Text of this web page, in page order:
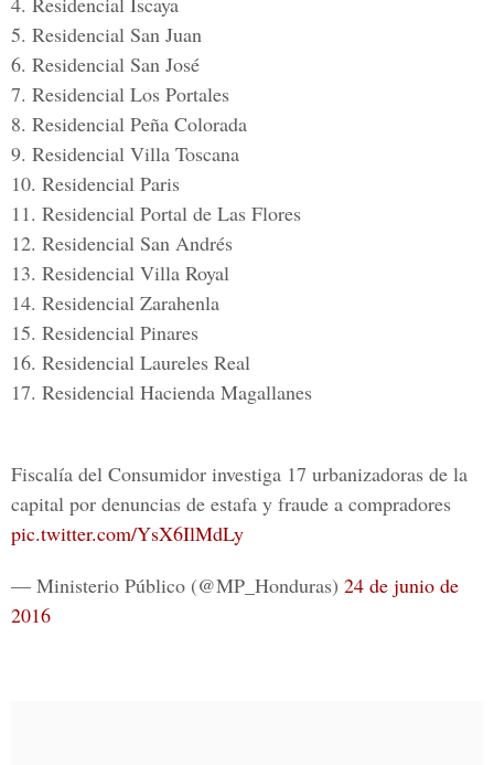
5. Residencial San Juan
6. Residencial San José
7. Residencial Los Portales
8. Residencial Peña Colorada
9. Residencial Villa Toscana
10. Residencial Paris
11. Residencial Portal de Las Flores
12. Residencial San Andrés
13. Residencial Villa Royal
14. Residencial Zarahenla
15. Residencial Pinares
16. Residencial Laureles Real
17. Residencial Hacienda Magallanes
Fiscalía del Consumidor investiga 17 urbanizadoras de la
capital por denuncias de estafa y fraude a compradores
pic.twitter.com/YsX6IlMdLy
— Ministerio Público (@MP_Honduras) 24 de junio de
2016